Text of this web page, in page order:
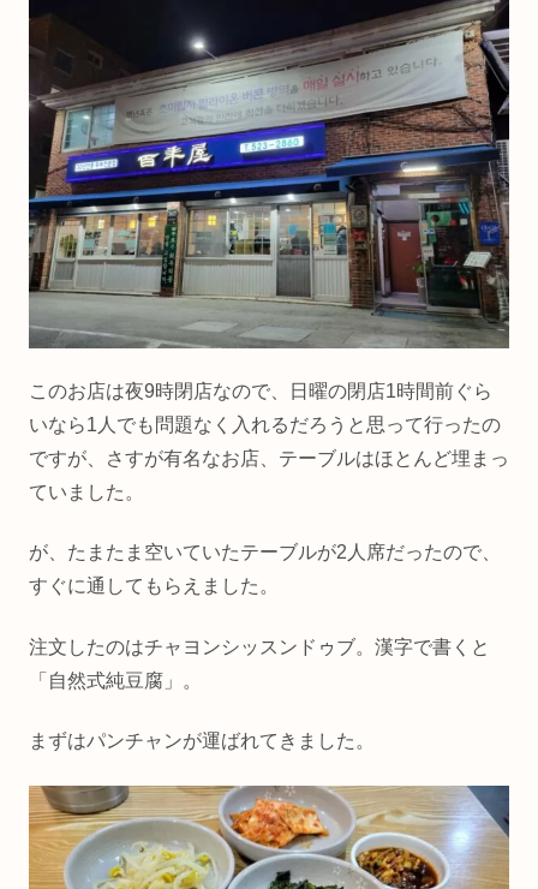
このお店は夜9時閉店なので、日曜の閉店1時間前ぐら
いなら1人でも問題なく入れるだろうと思って行ったの
ですが、さすが有名なお店、テーブルはほとんど埋まっ
ていました。
が、たまたま空いていたテーブルが2人席だったので、
すぐに通してもらえました。
注文したのはチャヨンシッスンドゥブ。漢字で書くと
「自然式純豆腐」。
まずはパンチャンが運ばれてきました。